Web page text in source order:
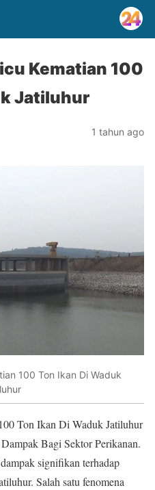
Kematian 100
Jatiluhur
1 tahun ago
100 Ton Ikan Di Waduk
Ton Ikan Di Waduk Jatiluhur
Bagi Sektor Perikanan.
signifikan terhadap
Salah satu fenomena